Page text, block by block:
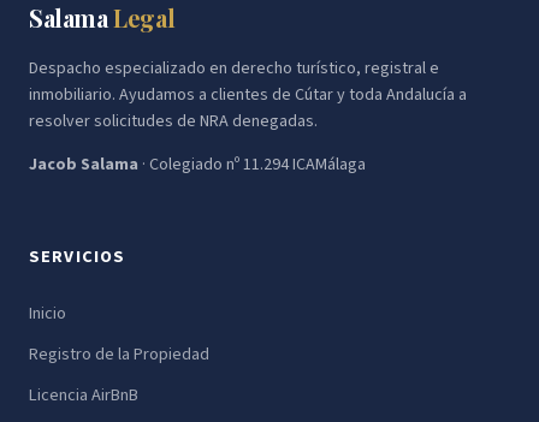
SalamaLegal
Despacho especializado en derecho turístico, registral e
inmobiliario. Ayudamos a clientes de Cútar y toda Andalucía a
resolver solicitudes de NRA denegadas.
Jacob Salama · Colegiado nº 11.294 ICAMálaga
SERVICIOS
Inicio
Registro de la Propiedad
Licencia AirBnB